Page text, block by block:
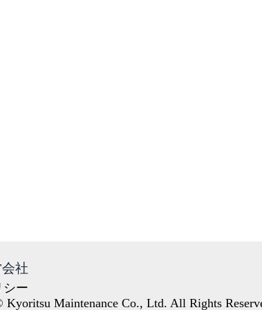
社
シー
Maintenance Co., Ltd. All Rights